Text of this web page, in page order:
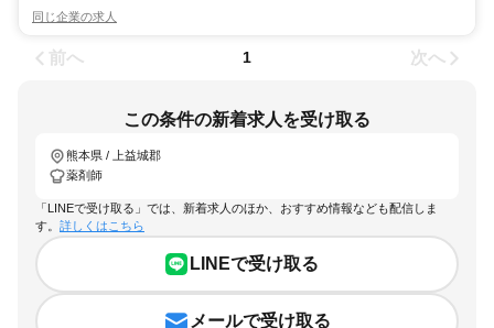
同じ企業の求人
前へ 1 次へ
この条件の新着求人を受け取る
熊本県 / 上益城郡
薬剤師
「LINEで受け取る」では、新着求人のほか、おすすめ情報なども配信しま
す。 詳しくはこちら
LINEで受け取る
メールで受け取る